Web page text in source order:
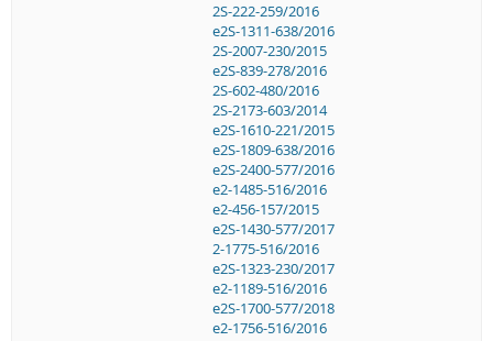
2S-222-259/2016
e2S-1311-638/2016
2S-2007-230/2015
e2S-839-278/2016
2S-602-480/2016
2S-2173-603/2014
e2S-1610-221/2015
e2S-1809-638/2016
e2S-2400-577/2016
e2-1485-516/2016
e2-456-157/2015
e2S-1430-577/2017
2-1775-516/2016
e2S-1323-230/2017
e2-1189-516/2016
e2S-1700-577/2018
e2-1756-516/2016